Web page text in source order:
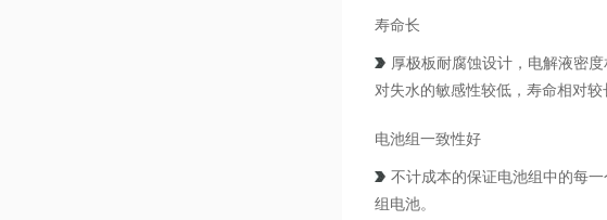
寿命长
厚极板耐腐蚀设计，电解液密
对失水的敏感性较低，寿命相对较
电池组一致性好
不计成本的保证电池组中的每
组电池。